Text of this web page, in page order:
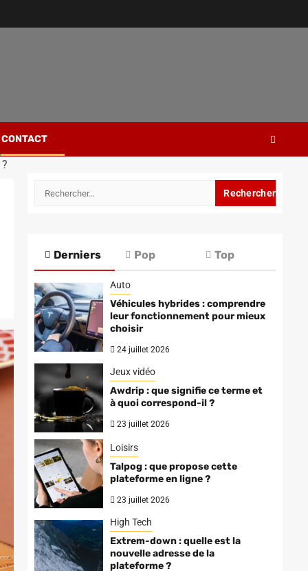
CONTACT
Rechercher :
Derniers Pop Top
Auto
Véhicules hybrides : comprendre
leur fonctionnement pour mieux
choisir
24 juillet 2026
Jeux vidéo
Awdrip : que signifie ce terme et
à quoi correspond-il ?
23 juillet 2026
Loisirs
Talpog : que propose cette
plateforme en ligne ?
23 juillet 2026
High Tech
Extrem-down : quelle est la
nouvelle adresse de la
plateforme ?